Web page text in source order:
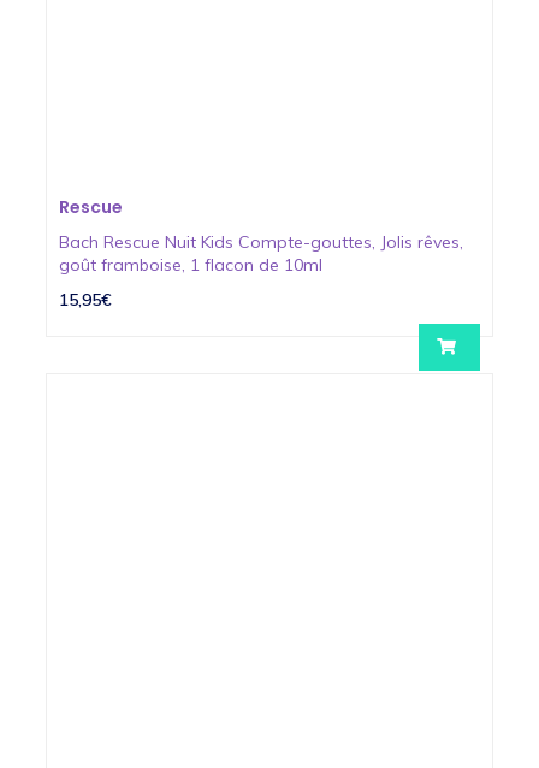
Rescue
Bach Rescue Nuit Kids Compte-gouttes, Jolis rêves,
goût framboise, 1 flacon de 10ml
15,95€